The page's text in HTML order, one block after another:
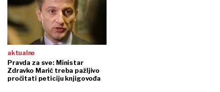
aktualno
Pravda za sve: Ministar
Zdravko Marić treba pažljivo
pročitati peticiju knjigovođa